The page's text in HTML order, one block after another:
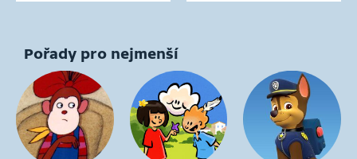
Pořady pro nejmenší